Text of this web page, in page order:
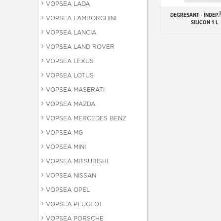
VOPSEA LADA
VOPSEA LAMBORGHINI
VOPSEA LANCIA
VOPSEA LAND ROVER
VOPSEA LEXUS
VOPSEA LOTUS
VOPSEA MASERATI
VOPSEA MAZDA
VOPSEA MERCEDES BENZ
VOPSEA MG
VOPSEA MINI
VOPSEA MITSUBISHI
VOPSEA NISSAN
VOPSEA OPEL
VOPSEA PEUGEOT
VOPSEA PORSCHE
Add to cart
DEGRESANT -
SILICON 1 L